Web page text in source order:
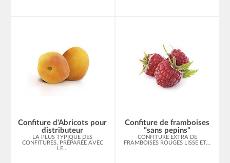
Confiture d'Abricots pour
distributeur
LA PLUS TYPIQUE DES
CONFITURES, PRÉPARÉE AVEC
LE...
Confiture de framboises
"sans pepins"
CONFITURE EXTRA DE
FRAMBOISES ROUGES LISSE ET...